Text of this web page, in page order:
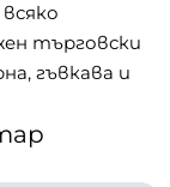
търговски
гъвкава и